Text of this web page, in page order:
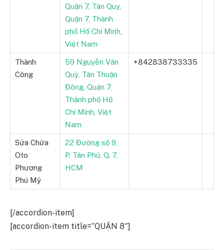
Quận 7, Tân Quy,
Quận 7, Thành
phố Hồ Chí Minh,
Việt Nam
Thành
Công
59 Nguyễn Văn
Quỳ, Tân Thuận
Đông, Quận 7,
Thành phố Hồ
Chí Minh, Việt
Nam
+842838733335
Sửa Chữa
Oto
Phương
Phú Mỹ
22 Đường số 9,
P. Tân Phú, Q. 7,
HCM
[/accordion-item]
[accordion-item title=”QUẬN 8″]